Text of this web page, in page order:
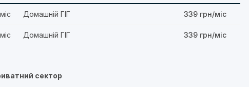
Домашній ГІГ 339 грн/міс
Домашній ГІГ 339 грн/міс
сектор